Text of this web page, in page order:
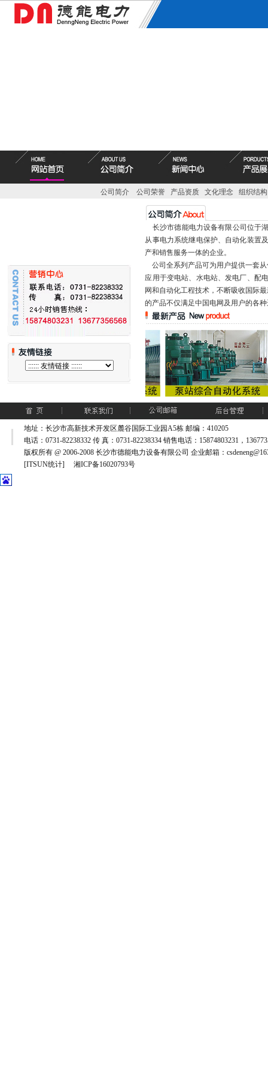
公司简介 公司荣誉 产品资质 文化理念 组织结构
长沙市德能电力设备有限公司位于
从事电力系统继电保护、自动化装置
产和销售服务一体的企业。
公司全系列产品可为用户提供一套
应用于变电站、水电站、发电厂、配
网和自动化工程技术，不断吸收国际
的产品不仅满足中国电网及用户的各
地址：长沙市高新技术开发区麓谷国际工业园A5栋 邮编：410205
电话：0731-82238332 传 真：0731-82238334 销售电话：15874803231，
版权所有 @ 2006-2008 长沙市德能电力设备有限公司 企业邮箱：
[ITSUN统计] 湘ICP备16020793号